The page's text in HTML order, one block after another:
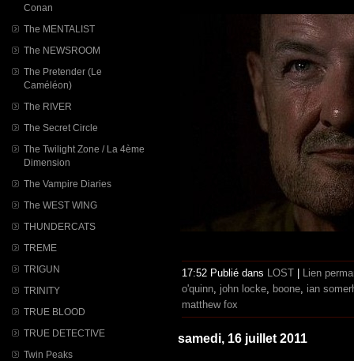
Conan
The MENTALIST
The NEWSROOM
The Pretender (Le
Caméléon)
The RIVER
The Secret Circle
The Twilight Zone / La 4ème
Dimension
The Vampire Diaries
The WEST WING
THUNDERCATS
TREME
TRIGUN
TRINITY
TRUE BLOOD
TRUE DETECTIVE
Twin Peaks
17:52 Publié dans LOST
Lien
o'quinn john locke boone ian
matthew fox
samedi, 16 juillet 2011